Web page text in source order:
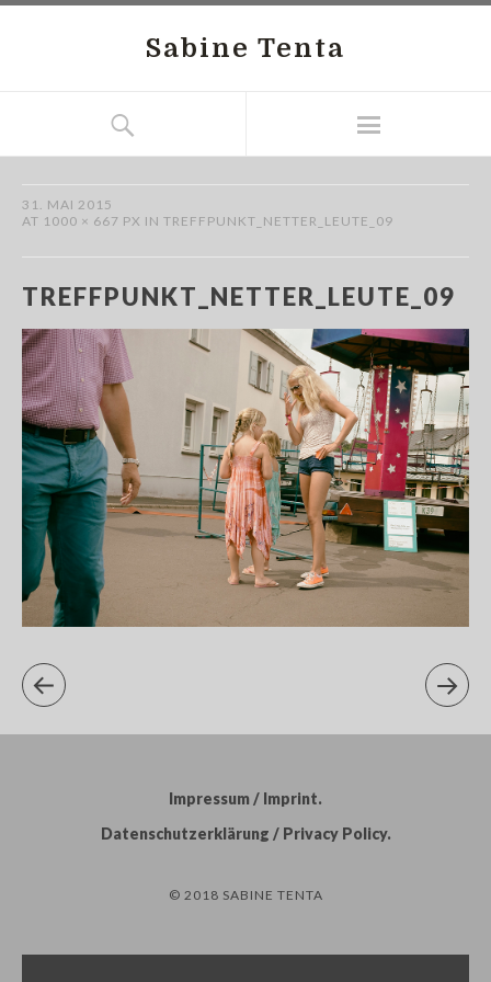
Sabine Tenta
31. MAI 2015
AT 1000 × 667 PX IN TREFFPUNKT_NETTER_LEUTE_09
TREFFPUNKT_NETTER_LEUTE_09
Impressum / Imprint
Datenschutzerklärung / Privacy Policy
© 2018 SABINE TENTA